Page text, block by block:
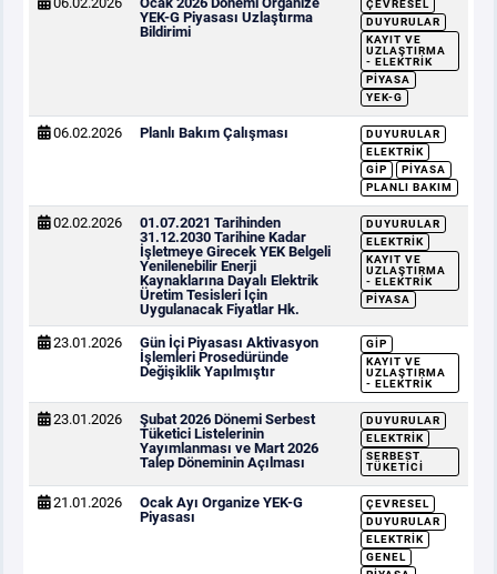
YEK-G Piyasası Uzlaştırma
Bildirimi
ÇEVRESEL
DUYURULAR
KAYIT VE
UZLAŞTIRMA
- ELEKTRIK
PIYASA
YEK-G
06.02.2026 Planlı Bakım Çalışması
DUYURULAR
ELEKTRIK
GİP
PIYASA
PLANLI BAKIM
02.02.2026
01.07.2021 Tarihinden
31.12.2030 Tarihine Kadar
İşletmeye Girecek YEK Belgeli
Yenilenebilir Enerji
Kaynaklarına Dayalı Elektrik
Üretim Tesisleri İçin
Uygulanacak Fiyatlar Hk.
DUYURULAR
ELEKTRIK
KAYIT VE
UZLAŞTIRMA
- ELEKTRIK
PIYASA
23.01.2026
Gün İçi Piyasası Aktivasyon
İşlemleri Prosedüründe
Değişiklik Yapılmıştır
GİP
KAYIT VE
UZLAŞTIRMA
- ELEKTRIK
23.01.2026
Şubat 2026 Dönemi Serbest
Tüketici Listelerinin
Yayımlanması ve Mart 2026
Talep Döneminin Açılması
DUYURULAR
ELEKTRIK
SERBEST
TÜKETICI
21.01.2026
Ocak Ayı Organize YEK-G
Piyasası
ÇEVRESEL
DUYURULAR
ELEKTRIK
GENEL